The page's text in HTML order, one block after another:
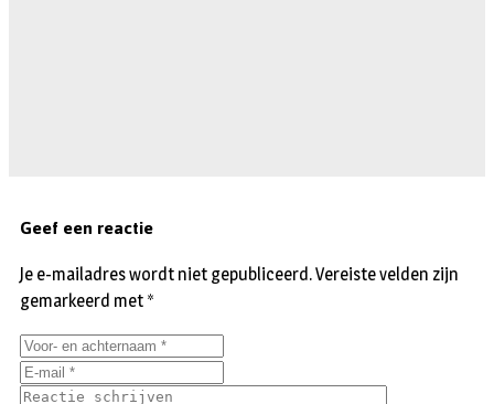
Geef een reactie
Je e-mailadres wordt niet gepubliceerd.Vereiste velden zijn
gemarkeerd met *